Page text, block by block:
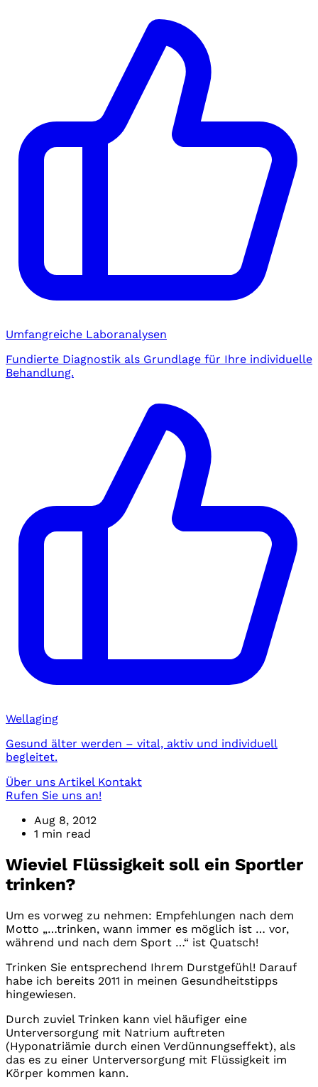
Umfangreiche Laboranalysen
Fundierte Diagnostik als Grundlage für Ihre individuelle
Behandlung.
Wellaging
Gesund älter werden – vital, aktiv und individuell
begleitet.
Über uns Artikel Kontakt
Rufen Sie uns an!
Aug 8, 2012
1 min read
Wieviel Flüssigkeit soll ein Sportler
trinken?
Um es vorweg zu nehmen: Empfehlungen nach dem
Motto „…trinken, wann immer es möglich ist … vor,
während und nach dem Sport …“ ist Quatsch!
Trinken Sie entsprechend Ihrem Durstgefühl! Darauf
habe ich bereits 2011 in meinen Gesundheitstipps
hingewiesen.
Durch zuviel Trinken kann viel häufiger eine
Unterversorgung mit Natrium auftreten
(Hyponatriämie durch einen Verdünnungseffekt), als
das es zu einer Unterversorgung mit Flüssigkeit im
Körper kommen kann.